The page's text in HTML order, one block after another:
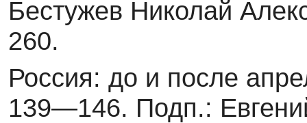
Бестужев Николай
260.
Россия: до и после
139—146. Подп.: